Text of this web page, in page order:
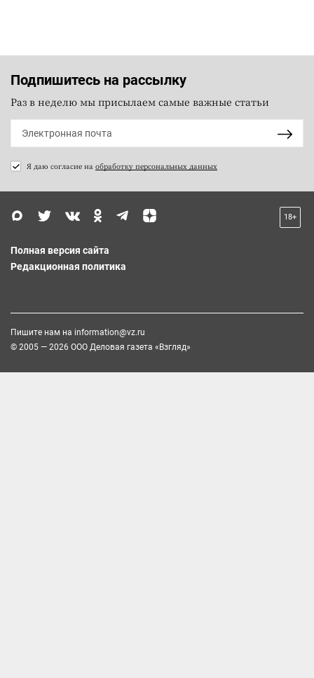
Подпишитесь на рассылку
Раз в неделю мы присылаем самые важные статьи
Я даю согласие на обработку персональных данных
18+
Полная версия сайта
Редакционная политика
Пишите нам на information@vz.ru
© 2005 — 2026 ООО Деловая газета «Взгляд»